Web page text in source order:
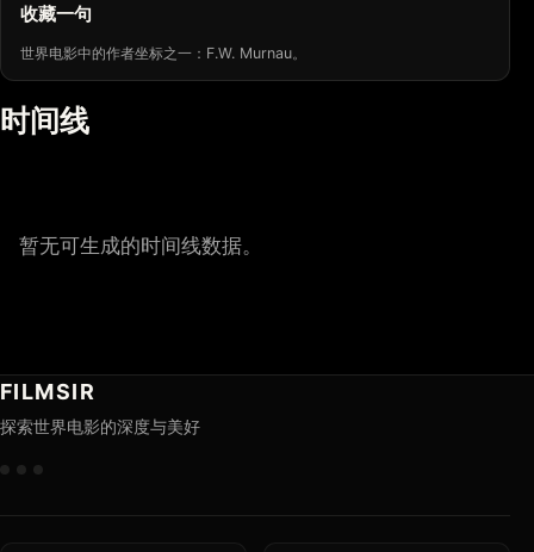
收藏一句
世界电影中的作者坐标之一：F.W. Murnau。
时间线
暂无可生成的时间线数据。
FILMSIR
探索世界电影的深度与美好